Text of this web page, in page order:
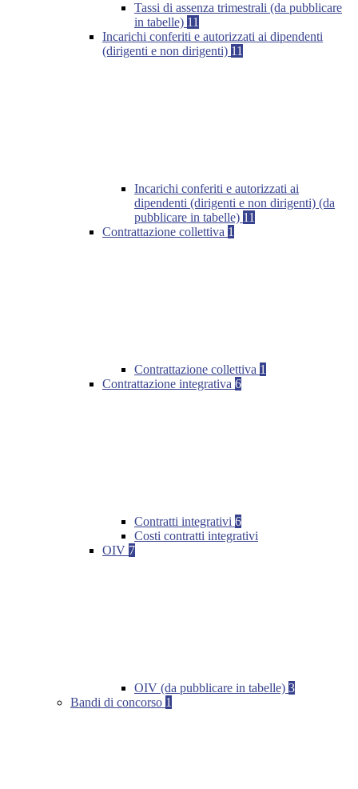
Tassi di assenza trimestrali (da pubblicare
in tabelle) 11
Incarichi conferiti e autorizzati ai dipendenti
(dirigenti e non dirigenti) 11
Incarichi conferiti e autorizzati ai
dipendenti (dirigenti e non dirigenti) (da
pubblicare in tabelle) 11
Contrattazione collettiva 1
Contrattazione collettiva 1
Contrattazione integrativa 6
Contratti integrativi 6
Costi contratti integrativi
OIV 7
OIV (da pubblicare in tabelle) 3
Bandi di concorso 1